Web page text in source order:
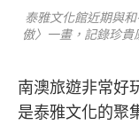
泰雅文化館近期與
傲〉一畫，記錄珍貴
南澳旅遊非常好
是泰雅文化的聚